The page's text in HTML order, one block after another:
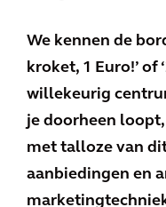
We kennen de
kroket, 1 Euro!’ of
willekeurig
je doorheen
met talloze van
aanbiedingen en